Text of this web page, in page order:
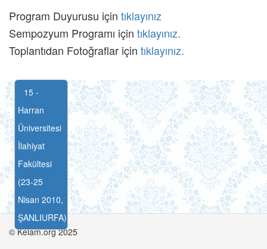
Program Duyurusu için tıklayınız
Sempozyum Programı için tıklayınız.
Toplantıdan Fotoğraflar için tıklayınız.
15 -
Harran
Üniversitesi
İlahiyat
Fakültesi
(23-25
Nisan 2010,
ŞANLIURFA)
© Kelam.org 2025